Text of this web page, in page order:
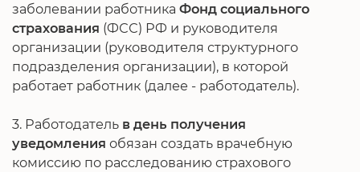
заболевании работника Фонд социального
страхования (ФСС) РФ и руководителя
организации (руководителя структурного
подразделения организации), в которой
работает работник (далее - работодатель).
3. Работодатель в день получения
уведомления обязан создать врачебную
комиссию по расследованию страхового